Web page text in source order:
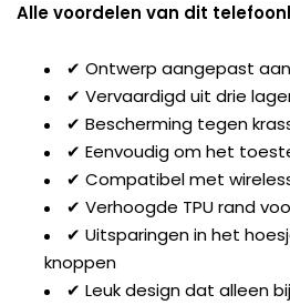
Alle voordelen van dit
✔ Ontwerp aangepast aan
✔ Vervaardigd uit drie
✔ Bescherming tegen
✔ Eenvoudig om het
✔ Compatibel met
✔ Verhoogde TPU rand
✔ Uitsparingen in het
knoppen
✔ Leuk design dat alleen